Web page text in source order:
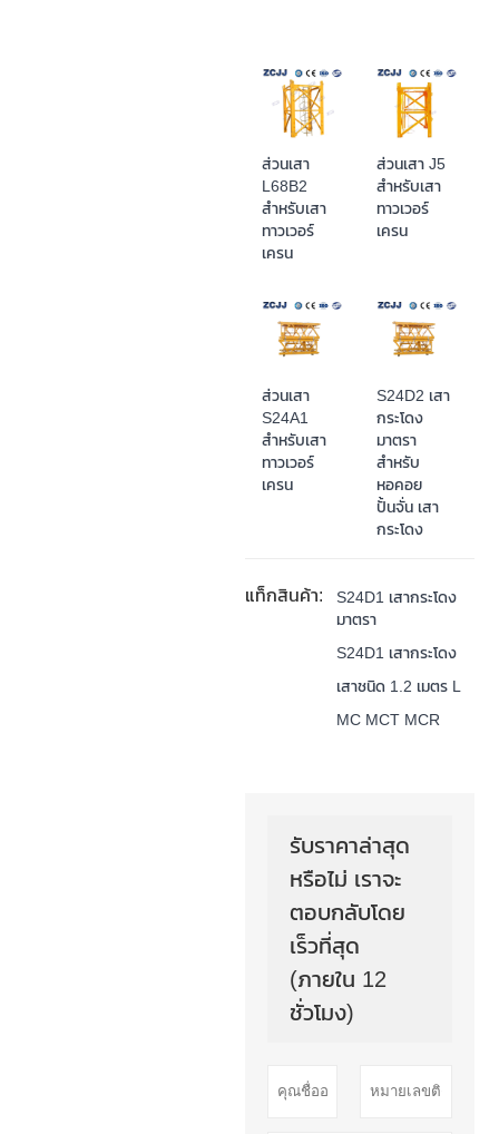
ส่วนเสา
L68B2
สำหรับเสา
ทาวเวอร์
เครน
ส่วนเสา J5
สำหรับเสา
ทาวเวอร์
เครน
ส่วนเสา
S24A1
สำหรับเสา
ทาวเวอร์
เครน
S24D2 เสา
กระโดง
มาตรา
สำหรับ
หอคอย
ปั้นจั่น เสา
กระโดง
แท็กสินค้า:
S24D1 เสากระโดง
มาตรา
S24D1 เสากระโดง
เสาชนิด 1.2 เมตร L
MC MCT MCR
รับราคาล่าสุด
หรือไม่ เราจะ
ตอบกลับโดย
เร็วที่สุด
(ภายใน 12
ชั่วโมง)